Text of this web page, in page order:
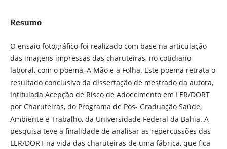
Resumo
O ensaio fotográfico foi realizado com base na articulação
das imagens impressas das charuteiras, no cotidiano
laboral, com o poema, A Mão e a Folha. Este poema retrata o
resultado conclusivo da dissertação de mestrado da autora,
intitulada Acepção de Risco de Adoecimento em LER/DORT
por Charuteiras, do Programa de Pós- Graduação Saúde,
Ambiente e Trabalho, da Universidade Federal da Bahia. A
pesquisa teve a finalidade de analisar as repercussões das
LER/DORT na vida das charuteiras de uma fábrica, que fica